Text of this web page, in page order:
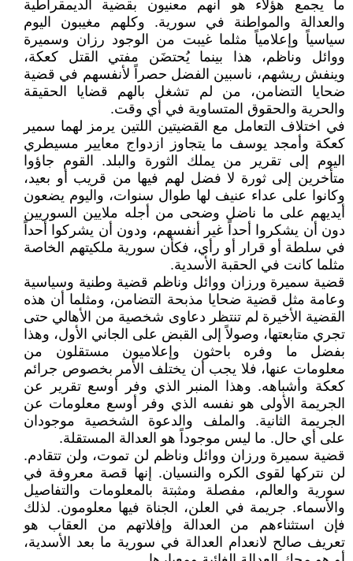
ما يجمع هؤلاء هو أنهم معنيون بقضية الديمقراطية
والعدالة والمواطنة في سورية. وكلهم مغيبون اليوم
سياسياً وإعلامياً مثلما غيبت من الوجود رزان وسميرة
ووائل وناظم، هذا بينما يُحتضَن مفتي القتل كعكة،
وينفش ريشهم، ناسبين الفضل حصراً لأنفسهم في قضية
ضحايا التضامن، من لم تشغل بالهم قضايا الحقيقة
والحرية والحقوق المتساوية في أي وقت.
في اختلاف التعامل مع القضيتين اللتين يرمز لهما سمير
كعكة وأمجد يوسف ما يتجاوز ازدواج معايير مسيطري
اليوم إلى تقرير من يملك الثورة والبلد. القوم جاؤوا
متأخرين إلى ثورة لا فضل لهم فيها من قريب أو بعيد،
وكانوا على عداء عنيف لها طوال سنوات، واليوم يضعون
أيديهم على ما ناضل وضحى من أجله ملايين السوريين
دون أن يشكروا أحداً غير أنفسهم، ودون أن يشركوا أحداً
في سلطة أو قرار أو رأي، فكأن سورية ملكيتهم الخاصة
مثلما كانت في الحقبة الأسدية.
قضية سميرة ورزان ووائل وناظم قضية وطنية وسياسية
وعامة مثل قضية ضحايا مذبحة التضامن، ومثلما أن هذه
القضية الأخيرة لم تنتظر دعاوى شخصية من الأهالي حتى
تجري متابعتها، وصولاً إلى القبض على الجاني الأول، وهذا
بفضل ما وفره باحثون وإعلاميون مستقلون من
معلومات عنها، فلا يجب أن يختلف الأمر بخصوص جرائم
كعكة وأشباهه. وهذا المنبر الذي وفر أوسع تقرير عن
الجريمة الأولى هو نفسه الذي وفر أوسع معلومات عن
الجريمة الثانية. والملف والدعوة الشخصية موجودان
على أي حال. ما ليس موجوداً هو العدالة المستقلة.
قضية سميرة ورزان ووائل وناظم لن تموت، ولن تتقادم.
لن نتركها لقوى الكره والنسيان. إنها قصة معروفة في
سورية والعالم، مفصلة ومثبتة بالمعلومات والتفاصيل
والأسماء. جريمة في العلن، الجناة فيها معلومون. لذلك
فإن استثناءهم من العدالة وإفلاتهم من العقاب هو
تعريف صالح لانعدام العدالة في سورية ما بعد الأسدية،